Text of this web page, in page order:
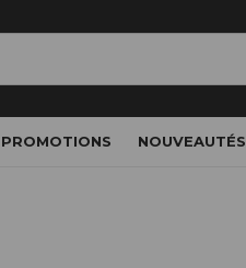
PROMOTIONS NOUVEAUTÉS